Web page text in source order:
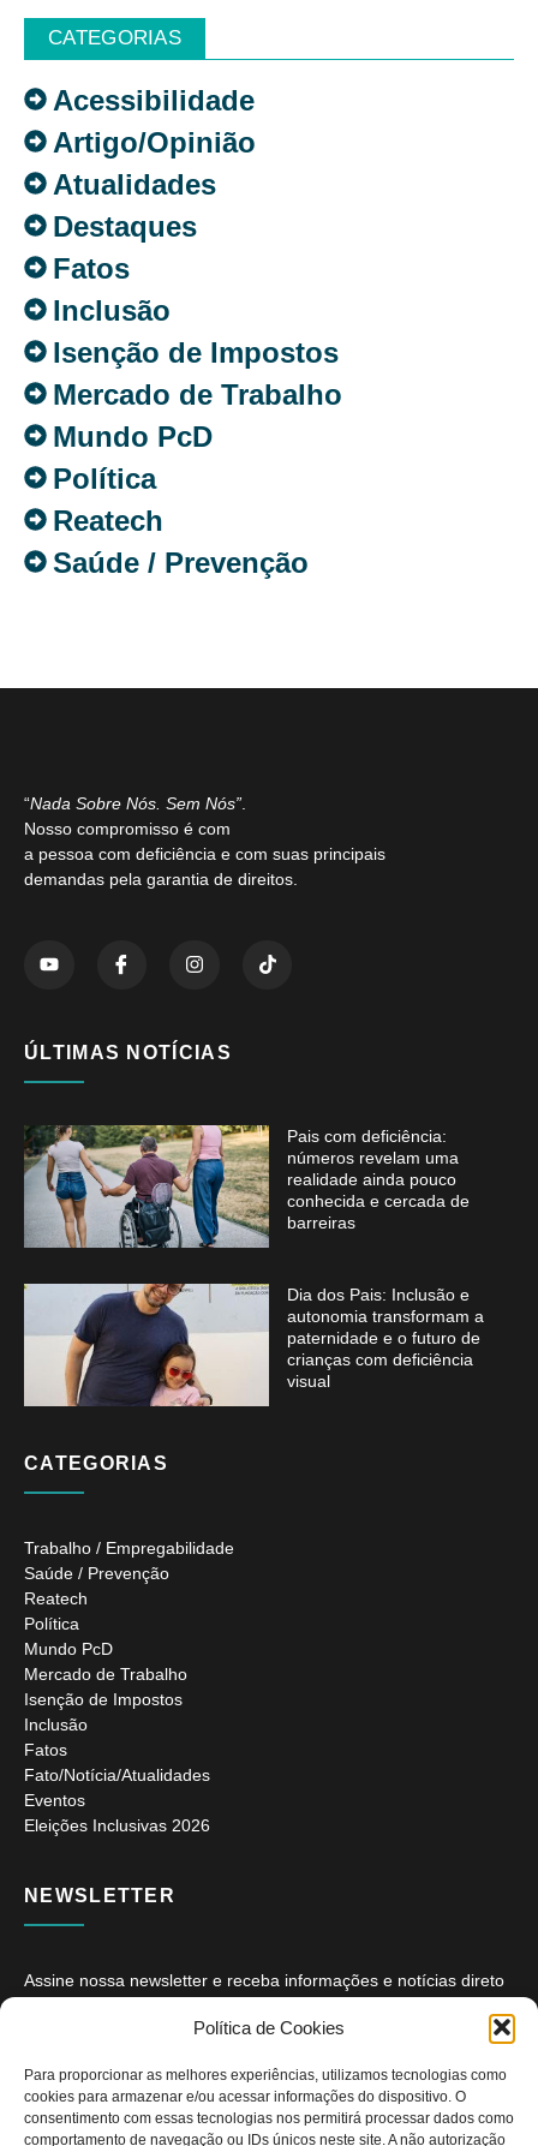
Política de Cookies
Para proporcionar as melhores experiências, utilizamos tecnologias como
cookies para armazenar e/ou acessar informações do dispositivo. O
consentimento com essas tecnologias nos permitirá processar dados como
comportamento de navegação ou IDs únicos neste site. A não autorização
CATEGORIAS
Acessibilidade
Artigo/Opinião
Atualidades
Destaques
Fatos
Inclusão
Isenção de Impostos
Mercado de Trabalho
Mundo PcD
Política
Reatech
Saúde / Prevenção
“Nada Sobre Nós. Sem Nós”
Nosso compromisso é com
a pessoa com deficiência e com suas principais
demandas pela garantia de direitos.
ÚLTIMAS NOTÍCIAS
Pais com deficiência:
números revelam uma
realidade ainda pouco
conhecida e cercada de
barreiras
Dia dos Pais: Inclusão e
autonomia transformam a
paternidade e o futuro de
crianças com deficiência
visual
CATEGORIAS
Trabalho / Empregabilidade
Saúde / Prevenção
Reatech
Política
Mundo PcD
Mercado de Trabalho
Isenção de Impostos
Inclusão
Fatos
Fato/Notícia/Atualidades
Eventos
Eleições Inclusivas 2026
NEWSLETTER
Assine nossa newsletter e receba informações e notícias direto